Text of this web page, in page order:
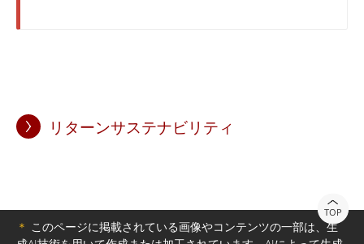
リターンサステナビリティ
TOP
＊ このページに掲載されている画像やコンテンツの一部は、生